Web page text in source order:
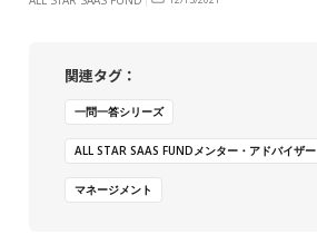
関連タグ：
一問一答シリーズ
ALL STAR SAAS FUNDメンター・アドバイザー
マネージメント